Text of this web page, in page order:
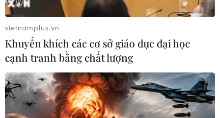
vietnamplus.vn
Khuyến khích các cơ sở giáo dục đại học
cạnh tranh bằng chất lượng